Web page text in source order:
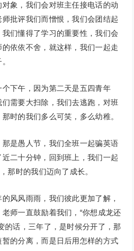
象，我们会对班主任接电话的动
批评我们而憎恨，我们会团结起
们懂得了学习的重要性，我们会
依依不舍，就这样，我们一起走
下午，因为第二天是五四青年
需要大扫除，我们去逃跑，对班
时的我们多么可笑，多么幼稚。
是愚人节，我们全班一起骗英语
二十分钟，回到班上，我们一起
那时的我们迈向了成长。
风雨雨，我们彼此更加了解，
师一直鼓励着我们，“你想成龙还
的话，三年了，是时候分开了，那
的分离，而是日后用怎样的方式